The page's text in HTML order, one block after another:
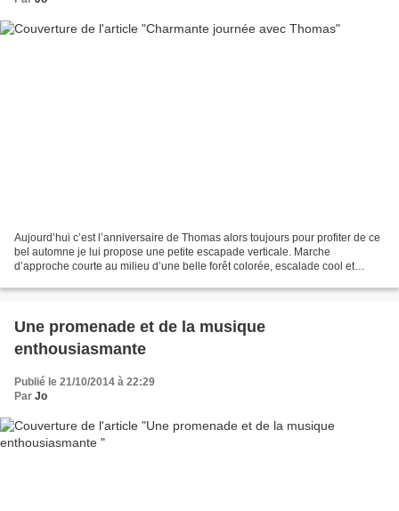
Aujourd’hui c’est l’anniversaire de Thomas alors toujours pour profiter de ce
bel automne je lui propose une petite escapade verticale. Marche
d’approche courte au milieu d’une belle forêt colorée, escalade cool et
Une promenade et de la musique
enthousiasmante
Publié le 21/10/2014 à 22:29
Par Jo